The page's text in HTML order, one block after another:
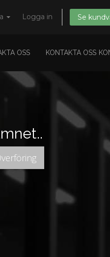
Logga in Se
OSS KONTAKTA OSS